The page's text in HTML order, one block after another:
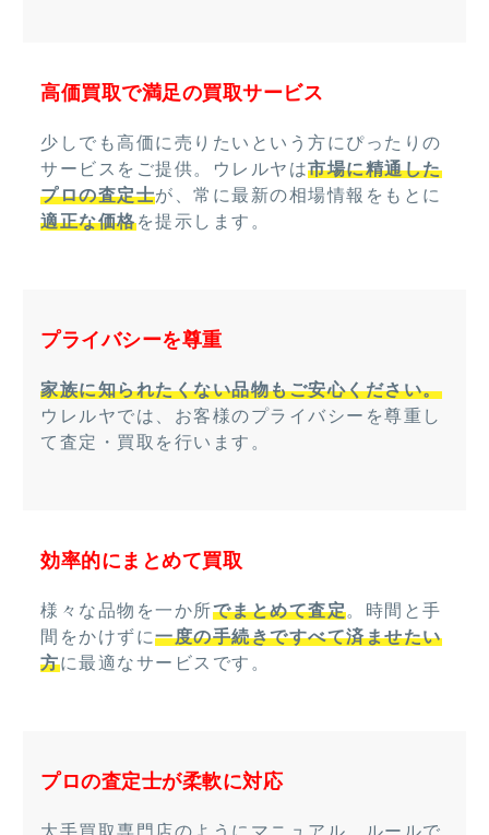
高価買取で満足の買取サービス
少しでも高価に売りたいという方にぴったりの
サービスをご提供。ウレルヤは市場に精通した
プロの査定士が、常に最新の相場情報をもとに
適正な価格を提示します。
プライバシーを尊重
家族に知られたくない品物もご安心ください。
ウレルヤでは、お客様のプライバシーを尊重し
て査定・買取を行います。
効率的にまとめて買取
様々な品物を一か所でまとめて査定。時間と手
間をかけずに一度の手続きですべて済ませたい
方に最適なサービスです。
プロの査定士が柔軟に対応
大手買取専門店のようにマニュアル、ルールで